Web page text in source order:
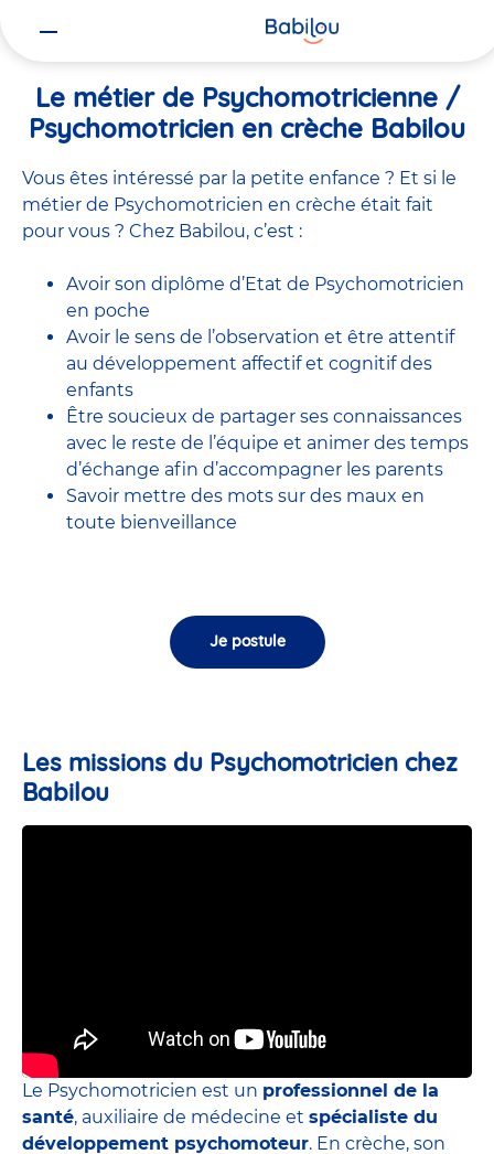
Le métier de Psychomotricienne /
Psychomotricien en crèche Babilou
Vous êtes intéressé par la petite enfance ? Et si le
métier de Psychomotricien en crèche était fait
pour vous ? Chez Babilou, c’est :
Avoir son diplôme d’Etat de Psychomotricien
en poche
Avoir le sens de l’observation et être attentif
au développement affectif et cognitif des
enfants
Être soucieux de partager ses connaissances
avec le reste de l’équipe et animer des temps
d’échange afin d’accompagner les parents
Savoir mettre des mots sur des maux en
toute bienveillance
Je postule
Les missions du Psychomotricien chez
Babilou
Le Psychomotricien est un professionnel de la
santé, auxiliaire de médecine et spécialiste du
développement psychomoteur. En crèche, son